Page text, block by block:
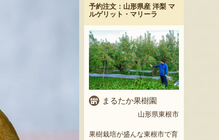
予約注文：山形県産 洋梨 マ
ルゲリット・マリーラ
まるたか果樹園
山形県東根市
果樹栽培が盛んな東根市で育